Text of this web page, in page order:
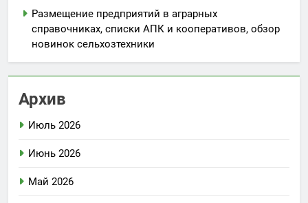
Размещение предприятий в аграрных
справочниках, списки АПК и кооперативов, обзор
новинок сельхозтехники
Архив
Июль 2026
Июнь 2026
Май 2026